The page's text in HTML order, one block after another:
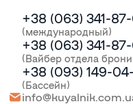
+38 (063) 341-
(международный)
+38 (063) 341-
(Вайбер отдела
+38 (093) 149-
(Бассейн)